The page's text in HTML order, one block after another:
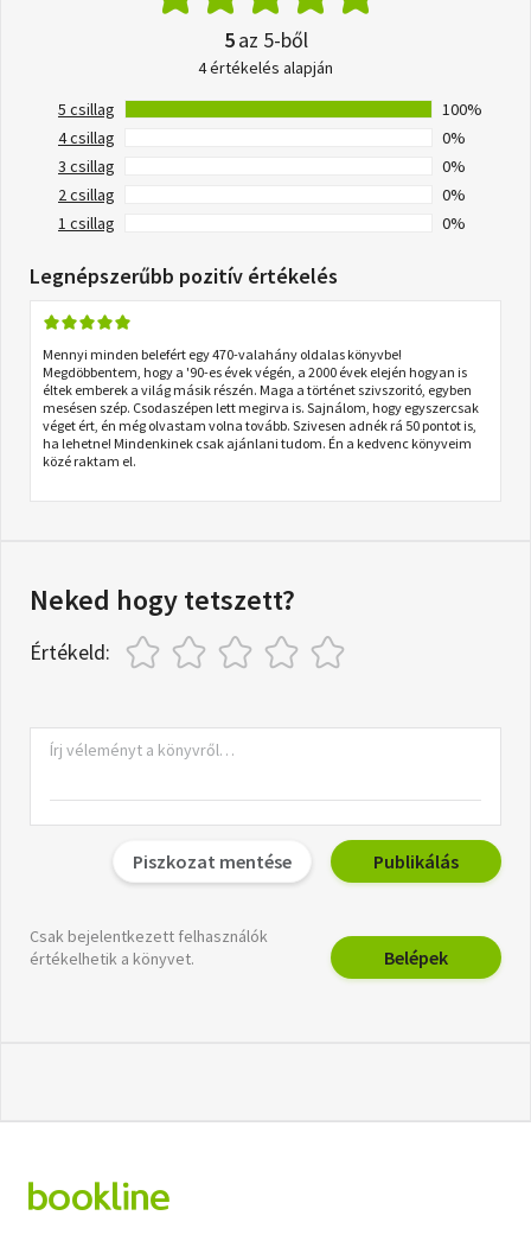
5az 5-ből
4 értékelés alapján
5 csillag
100%
4 csillag
0%
3 csillag
0%
2 csillag
0%
1 csillag
0%
Legnépszerűbb pozitív értékelés
Mennyi minden belefért egy 470-valahány oldalas könyvbe!
Megdöbbentem, hogy a '90-es évek végén, a 2000 évek elején hogyan is
éltek emberek a világ másik részén. Maga a történet szivszoritó, egyben
mesésen szép. Csodaszépen lett megirva is. Sajnálom, hogy egyszercsak
véget ért, én még olvastam volna tovább. Szivesen adnék rá 50 pontot is,
ha lehetne! Mindenkinek csak ajánlani tudom. Én a kedvenc könyveim
közé raktam el.
Neked hogy tetszett?
Értékeld:
Piszkozat mentése Publikálás
Csak bejelentkezett felhasználók
értékelhetik a könyvet.
Belépek